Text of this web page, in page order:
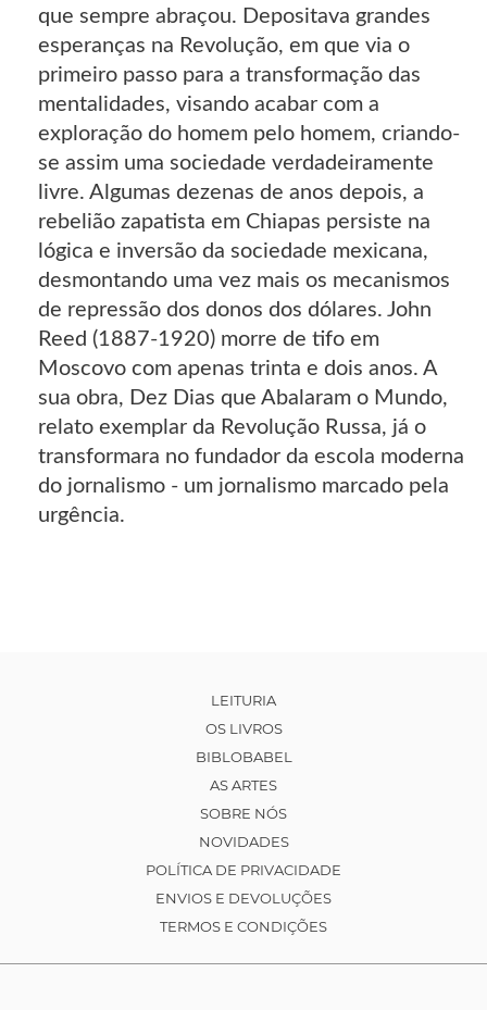
que sempre abraçou. Depositava grandes
esperanças na Revolução, em que via o
primeiro passo para a transformação das
mentalidades, visando acabar com a
exploração do homem pelo homem, criando-
se assim uma sociedade verdadeiramente
livre. Algumas dezenas de anos depois, a
rebelião zapatista em Chiapas persiste na
lógica e inversão da sociedade mexicana,
desmontando uma vez mais os mecanismos
de repressão dos donos dos dólares. John
Reed (1887-1920) morre de tifo em
Moscovo com apenas trinta e dois anos. A
sua obra, Dez Dias que Abalaram o Mundo,
relato exemplar da Revolução Russa, já o
transformara no fundador da escola moderna
do jornalismo - um jornalismo marcado pela
urgência.
LEITURIA
OS LIVROS
BIBLOBABEL
AS ARTES
SOBRE NÓS
NOVIDADES
POLÍTICA DE PRIVACIDADE
ENVIOS E DEVOLUÇÕES
TERMOS E CONDIÇÕES